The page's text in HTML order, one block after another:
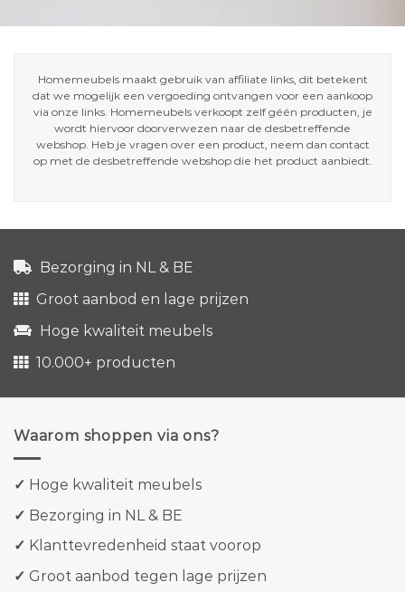
Homemeubels maakt gebruik van affiliate links, dit betekent
dat we mogelijk een vergoeding ontvangen voor een aankoop
via onze links. Homemeubels verkoopt zelf géén producten, je
wordt hiervoor doorverwezen naar de desbetreffende
webshop. Heb je vragen over een product, neem dan contact
op met de desbetreffende webshop die het product aanbiedt.
Bezorging in NL & BE
Groot aanbod en lage prijzen
Hoge kwaliteit meubels
10.000+ producten
Waarom shoppen via ons?
✓ Hoge kwaliteit meubels
✓ Bezorging in NL & BE
✓ Klanttevredenheid staat voorop
✓ Groot aanbod tegen lage prijzen